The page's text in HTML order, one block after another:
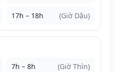
17h – 18h (Giờ Dậu)
7h – 8h (Giờ Thìn)